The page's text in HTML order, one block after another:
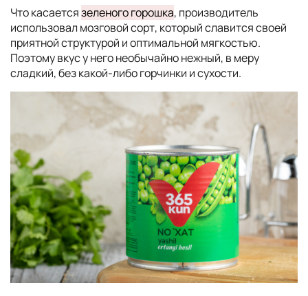
Что касаетсязеленого горошка, производитель
использовал мозговой сорт, который славится своей
приятной структурой и оптимальной мягкостью.
Поэтому вкус у него необычайно нежный, в меру
сладкий, без какой-либо горчинки и сухости.